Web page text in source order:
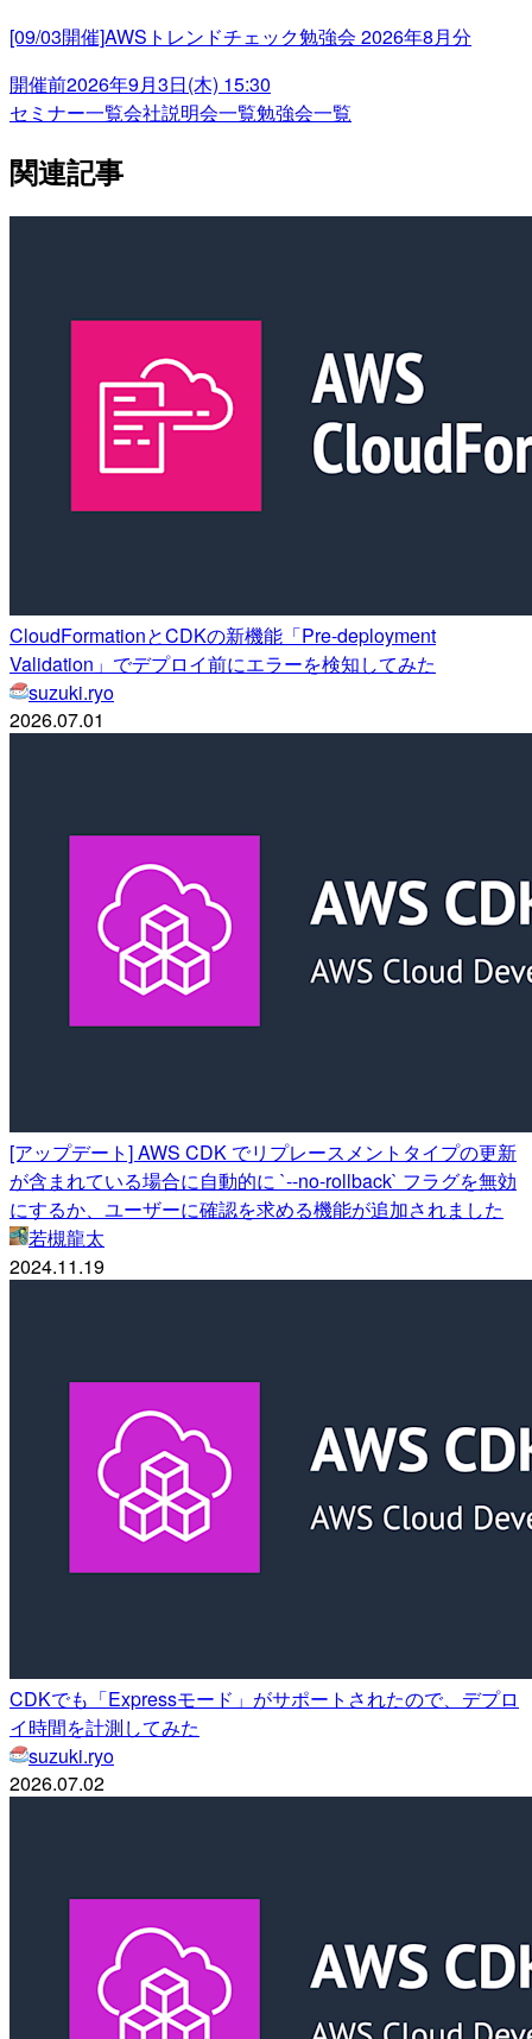
[09/03開催]AWSトレンドチェック勉強会 2026年8月分
開催前2026年9月3日(木) 15:30
セミナー一覧会社説明会一覧勉強会一覧
関連記事
CloudFormationとCDKの新機能「Pre-deployment
Validation」でデプロイ前にエラーを検知してみた
suzuki.ryo
2026.07.01
[アップデート] AWS CDK でリプレースメントタイプの更新
が含まれている場合に自動的に `--no-rollback` フラグを無効
にするか、ユーザーに確認を求める機能が追加されました
若槻龍太
2024.11.19
CDKでも「Expressモード」がサポートされたので、デプロ
イ時間を計測してみた
suzuki.ryo
2026.07.02